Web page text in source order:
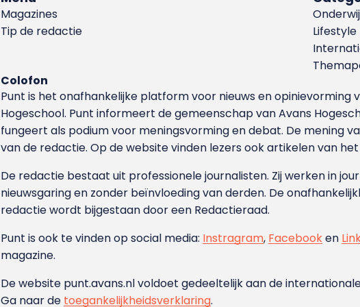
Magazines
Tip de redactie
Lifestyle
Colofon
Punt is het onafhankelijke platform voor nieuws en
Hoge­school. Punt informeert de gemeenschap van Avans
fungeert als podium voor meningsvorming en debat. De mening
van de redactie. Op de website vinden lezers ook artikelen van
De redactie bestaat uit professionele journalisten. Zij werken in
nieuwsgaring en zonder beïnvloeding van derden. De
redactie wordt bijgestaan door een Redactieraad.
Punt is ook te vinden op social media: Instragram, Facebooken
magazine.
De website punt.avans.nl voldoet gedeeltelijk aan de
Ga naar de toegankelijkheidsverklaring.